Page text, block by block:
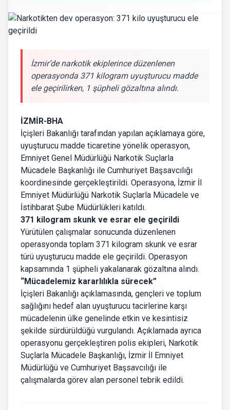
İzmir’de narkotik ekiplerince düzenlenen
operasyonda 371 kilogram uyuşturucu madde
ele geçirilirken, 1 şüpheli gözaltına alındı.
İZMİR-BHA
İçişleri Bakanlığı tarafından yapılan açıklamaya göre,
uyuşturucu madde ticaretine yönelik operasyon,
Emniyet Genel Müdürlüğü Narkotik Suçlarla
Mücadele Başkanlığı ile Cumhuriyet Başsavcılığı
koordinesinde gerçekleştirildi. Operasyona, İzmir İl
Emniyet Müdürlüğü Narkotik Suçlarla Mücadele ve
İstihbarat Şube Müdürlükleri katıldı.
371 kilogram skunk ve esrar ele geçirildi
Yürütülen çalışmalar sonucunda düzenlenen
operasyonda toplam 371 kilogram skunk ve esrar
türü uyuşturucu madde ele geçirildi. Operasyon
kapsamında 1 şüpheli yakalanarak gözaltına alındı.
“Mücadelemiz kararlılıkla sürecek”
İçişleri Bakanlığı açıklamasında, gençleri ve toplum
sağlığını hedef alan uyuşturucu tacirlerine karşı
mücadelenin ülke genelinde etkin ve kesintisiz
şekilde sürdürüldüğü vurgulandı. Açıklamada ayrıca
operasyonu gerçekleştiren polis ekipleri, Narkotik
Suçlarla Mücadele Başkanlığı, İzmir İl Emniyet
Müdürlüğü ve Cumhuriyet Başsavcılığı ile
çalışmalarda görev alan personel tebrik edildi.